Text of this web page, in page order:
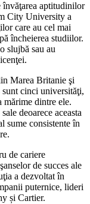
aptitudinilor
City University a
care au cel mai
încheierea studiilor.
slujbă sau au
Marea Britanie şi
cinci universităţi,
dintre ele.
deoarece aceasta
sume consistente în
de cariere
de succes ale
a dezvoltat în
puternice, lideri
și Cartier.